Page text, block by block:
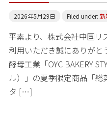
2026年5月29日 Filed under: 新
平素より、株式会社中国
利用いただき誠にありがと
酵母工業「OYC BAKERY
ル）」の夏季限定商品「
タ […]